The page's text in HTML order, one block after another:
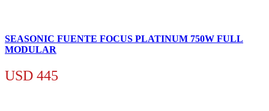
SEASONIC FUENTE FOCUS PLATINUM 750W FULL
MODULAR
USD 445